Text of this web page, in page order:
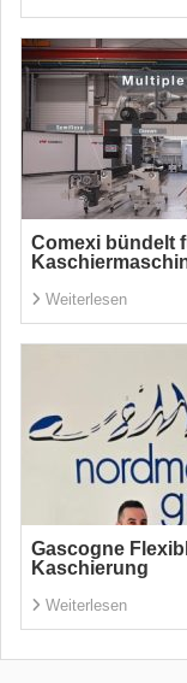
Comexi bündelt
Weiterlesen
Gascogne
Kaschierung
Weiterlesen